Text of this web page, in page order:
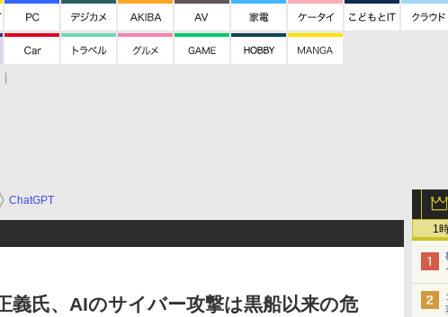
1
ChatGPT
義氏、AIのサイバー攻撃は黒船以来の危